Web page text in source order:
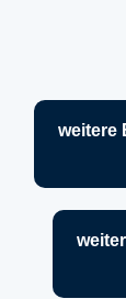
weitere